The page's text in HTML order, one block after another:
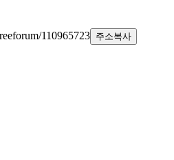
110965723 주소복사